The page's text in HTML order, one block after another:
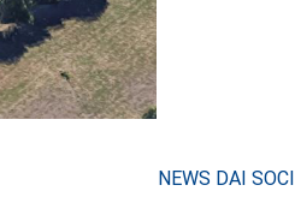
NEWS DAI SOCI